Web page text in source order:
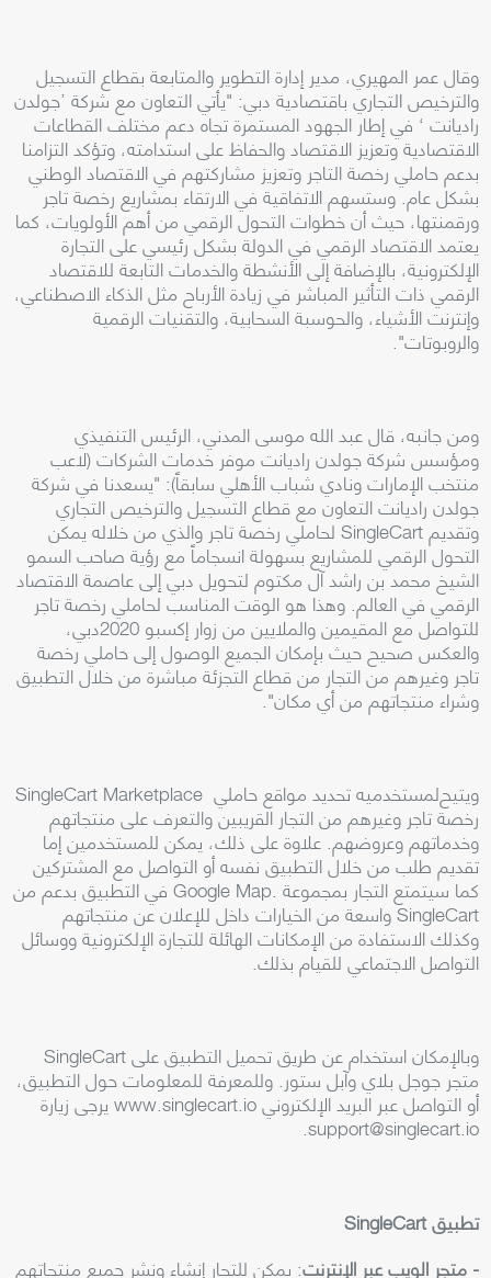
وقال عمر المهيري، مدير إدارة التطوير والمتابعة بقطاع التسجيل
والترخيص التجاري باقتصادية دبي: "يأتي التعاون مع شركة ’جولدن
راديانت ‘ في إطار الجهود المستمرة تجاه دعم مختلف القطاعات
الاقتصادية وتعزيز الاقتصاد والحفاظ على استدامته، وتؤكد التزامنا
بدعم حاملي رخصة التاجر وتعزيز مشاركتهم في الاقتصاد الوطني
بشكل عام. وستسهم الاتفاقية في الارتقاء بمشاريع رخصة تاجر
ورقمنتها، حيث أن خطوات التحول الرقمي من أهم الأولويات، كما
يعتمد الاقتصاد الرقمي في الدولة بشكل رئيسي على التجارة
الإلكترونية، بالإضافة إلى الأنشطة والخدمات التابعة للاقتصاد
الرقمي ذات التأثير المباشر في زيادة الأرباح مثل الذكاء الاصطناعي،
وإنترنت الأشياء، والحوسبة السحابية، والتقنيات الرقمية
والروبوتات".
ومن جانبه، قال عبد الله موسى المدني، الرئيس التنفيذي
ومؤسس شركة جولدن راديانت موفر خدمات الشركات (لاعب
منتخب الإمارات ونادي شباب الأهلي سابقاً): "يسعدنا في شركة
جولدن راديانت التعاون مع قطاع التسجيل والترخيص التجاري
وتقديمSingleCart لحاملي رخصة تاجر والذي من خلاله يمكن
التحول الرقمي للمشاريع بسهولة انسجاماً مع رؤية صاحب السمو
الشيخ محمد بن راشد آل مكتوم لتحويل دبي إلى عاصمة الاقتصاد
الرقمي في العالم. وهذا هو الوقت المناسب لحاملي رخصة تاجر
للتواصل مع المقيمين والملايين من زوار إكسبو 2020دبي،
والعكس صحيح حيث بإمكان الجميع الوصول إلى حاملي رخصة
تاجر وغيرهم من التجار من قطاع التجزئة مباشرة من خلال التطبيق
وشراء منتجاتهم من أي مكان".
ويتيح SingleCart Marketplace لمستخدميه تحديد مواقع حاملي
رخصة تاجر وغيرهم من التجار القريبين والتعرف على منتجاتهم
وخدماتهم وعروضهم. علاوة على ذلك، يمكن للمستخدمين إما
تقديم طلب من خلال التطبيق نفسه أو التواصل مع المشتركين
في التطبيق بدعم منGoogle Map.كما سيتمتع التجار بمجموعة
واسعة من الخيارات داخلSingleCart للإعلان عن منتجاتهم
وكذلك الاستفادة من الإمكانات الهائلة للتجارة الإلكترونية ووسائل
التواصل الاجتماعي للقيام بذلك.
وبالإمكان استخدامSingleCartعن طريق تحميل التطبيق على
متجر جوجل بلاي وآبل ستور. وللمعرفة للمعلومات حول التطبيق،
يرجى زيارةwww.singlecart.ioأو التواصل عبر البريد الإلكتروني
support@singlecart.io.
تطبيقSingleCart
- متجر الويب عبر الإنترنت: يمكن للتجار إنشاء ونشر جميع منتجاتهم